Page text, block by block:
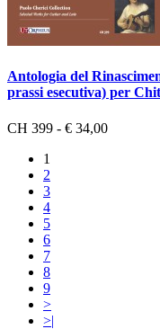
Antologia del
prassi esecutiva) per
CH 399 - € 34,00
1
2
3
4
5
6
7
8
9
>
>|